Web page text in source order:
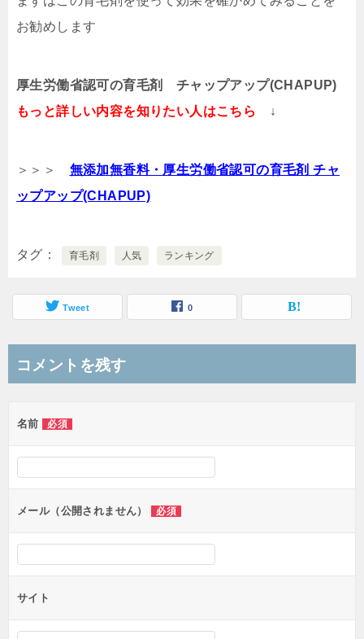
お勧めします
厚生労働省認可の育毛剤 チャップアップ(CHAPUP)
もっと詳しい内容を知りたい人はこちら
↓
＞＞＞ 無添加無香料・厚生労働省認可の育毛剤 チャ
ップアップ(CHAPUP)
タグ 育毛剤 人気 ランキング
Tweet 0
コメントを残す
名前 必須
メール（公開されません） 必須
サイト